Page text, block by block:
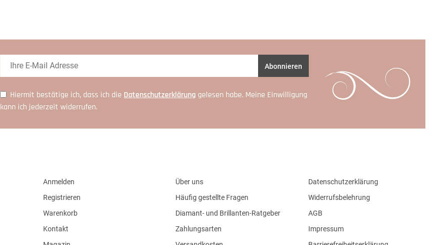
Abonnieren
Hiermit bestätige ich, dass ich die Daten­schutz­erklärung gelesen habe. Meine Einwilligung
kann ich jederzeit widerrufen.
Anmelden
Registrieren
Warenkorb
Kontakt
Über uns
Häufig gestellte Fragen
Diamant- und Brillanten-Ratgeber
Zahlungsarten
Datenschutzerklärung
Widerrufsbelehrung
AGB
Impressum